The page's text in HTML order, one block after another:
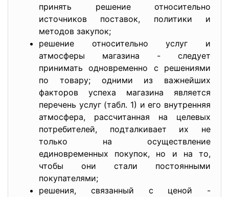
принять решение относительно
источников поставок, политики и
методов закупок;
решение относительно услуг и
атмосферы магазина - следует
принимать одновременно с решениями
по товару; одними из важнейших
факторов успеха магазина является
перечень услуг (табл. 1) и его внутренняя
атмосфера, рассчитанная на целевых
потребителей, подталкивает их не
только на осуществление
единовременных покупок, но и на то,
чтобы они стали постоянными
покупателями;
решения, связанный с ценой -